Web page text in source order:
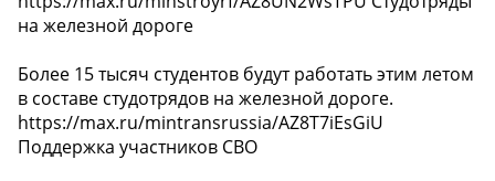
на железной дороге
Более 15 тысяч студентов будут работать этим летом
в составе студотрядов на железной дороге.
https://max.ru/mintransrussia/AZ8T7iEsGiU
Поддержка участников СВО